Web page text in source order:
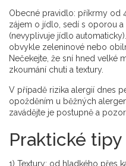
Obecné pravidlo: příkrmy od
zájem o jídlo, sedí s oporou
(nevyplivuje jídlo
obvykle zeleninové nebo
Nečekejte, že sní hned velké
zkoumání chuti a textury.
V případě rizika alergií dnes
opožděním u běžných
zavádějte je postupně a
Praktické
1) Textury: od hladkého přes